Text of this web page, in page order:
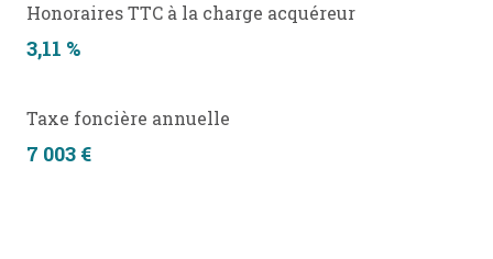
Honoraires TTC à la charge acquéreur
3,11 %
Taxe foncière annuelle
7 003 €